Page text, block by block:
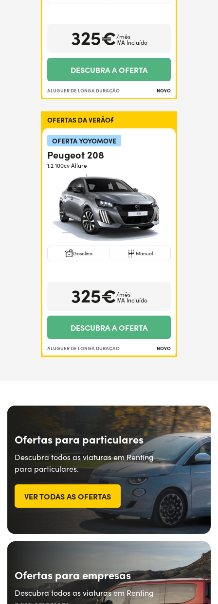
325€/mês
IVA Incluído
DESCUBRA A OFERTA
ALUGUER DE LONGA DURAÇÃO NOVO
OFERTAS DA VERÃO
OFERTA YOYOMOVE
Peugeot 208
1.2 100cv Allure
Gasolina Manual
325€/mês
IVA Incluído
DESCUBRA A OFERTA
ALUGUER DE LONGA DURAÇÃO NOVO
Ofertas para particulares
Descubra todos as viaturas em Renting
para particulares.
VER TODAS AS OFERTAS
Ofertas para empresas
Descubra todos as viaturas em Renting